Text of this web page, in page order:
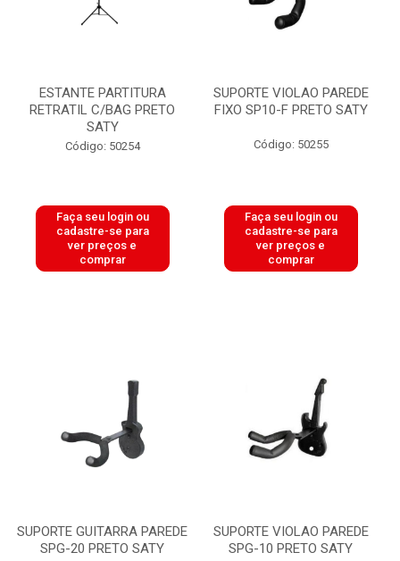
ESTANTE PARTITURA
RETRATIL C/BAG PRETO
SATY
Código: 50254
Faça seu login ou
cadastre-se para
ver preços e
comprar
SUPORTE VIOLAO PAREDE
FIXO SP10-F PRETO SATY
Código: 50255
Faça seu login ou
cadastre-se para
ver preços e
comprar
SUPORTE GUITARRA PAREDE
SPG-20 PRETO SATY
SUPORTE VIOLAO PAREDE
SPG-10 PRETO SATY